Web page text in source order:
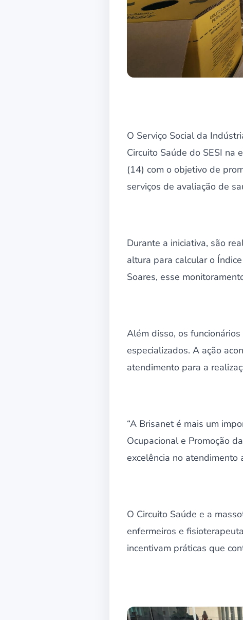
O Serviço Social da
Circuito Saúde do SESI na
(14) com o objetivo de
serviços de avaliação de
Durante a iniciativa, são
altura para calcular o
Soares, esse
Além disso, os
especializados. A ação
atendimento para a
“A Brisanet é mais um
Ocupacional e Promoção
excelência no atendimento
O Circuito Saúde e a
enfermeiros e
incentivam práticas que